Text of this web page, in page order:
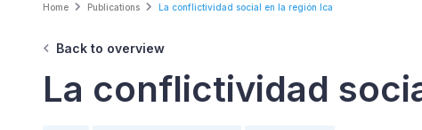
Breadcrumb
Home Publications La conflictividad social en la región Ica
Back to overview
La conflictividad